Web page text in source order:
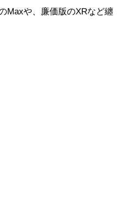
Maxや、廉価版のXRなど纏